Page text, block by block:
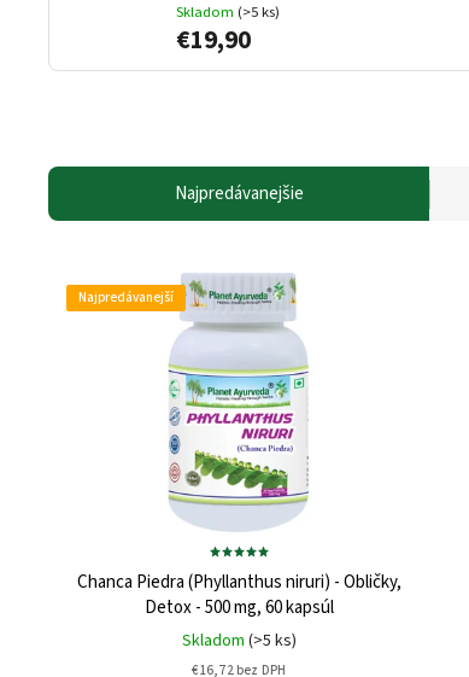
Skladom (>5 ks)
€19,90
Najpredávanejšie
Najpredávanejší
Chanca Piedra (Phyllanthus niruri) - Obličky,
Detox - 500 mg, 60 kapsúl
Skladom (>5 ks)
€16,72 bez DPH